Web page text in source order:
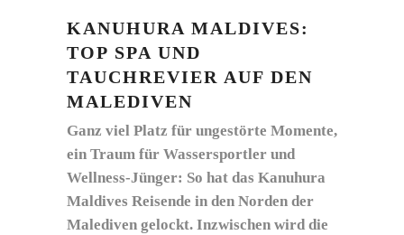
KANUHURA MALDIVES:
TOP SPA UND
TAUCHREVIER AUF DEN
MALEDIVEN
Ganz viel Platz für ungestörte Momente,
ein Traum für Wassersportler und
Wellness-Jünger: So hat das Kanuhura
Maldives Reisende in den Norden der
Malediven gelockt. Inzwischen wird die